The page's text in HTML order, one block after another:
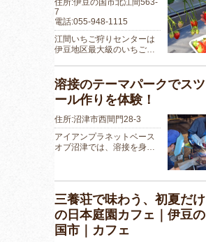
7
電話:055-948-1115
江間いちご狩りセンターは
伊豆地区最大級のいちご…
溶接のテーマパークでスツ
ール作りを体験！
住所:沼津市西間門28-3
アイアンプラネットベース
オブ沼津では、溶接を身…
三養荘で味わう、初夏だけ
の日本庭園カフェ｜伊豆の
国市｜カフェ